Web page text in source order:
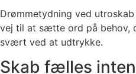
Drømmetydning ved
vej til at sætte ord på behov,
svært ved at udtrykke.
Skab fælles